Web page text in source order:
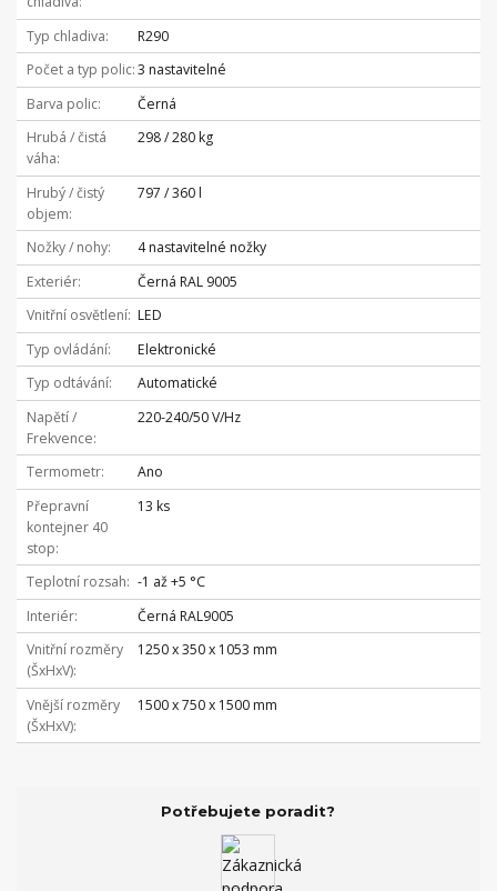
Typ chladiva
R290
Počet a typ polic 3 nastavitelné
Barva polic
Černá
Hrubá / čistá
váha
298 / 280 kg
Hrubý / čistý
objem
797 / 360 l
Nožky / nohy
4 nastavitelné nožky
Exteriér
Černá RAL 9005
Vnitřní osvětlení LED
Typ ovládání
Elektronické
Typ odtávání
Automatické
Napětí /
Frekvence
220-240/50 V/Hz
Termometr
Ano
Přepravní
kontejner 40
stop
13 ks
Teplotní rozsah
-1 až +5 °C
Interiér
Černá RAL9005
Vnitřní rozměry
(ŠxHxV)
1250 x 350 x 1053 mm
Vnější rozměry
(ŠxHxV)
1500 x 750 x 1500 mm
Potřebujete poradit?